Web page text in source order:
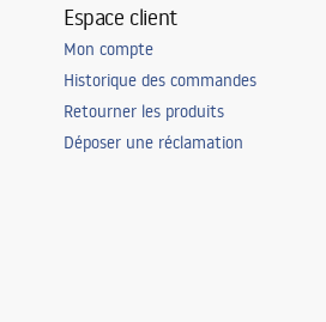
Espace client
Mon compte
Historique des commandes
Retourner les produits
Déposer une réclamation